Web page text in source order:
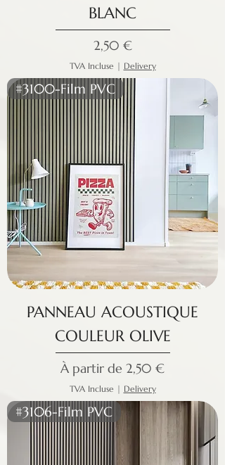
BLANC
Prix
2,50 €
TVA Incluse | Delivery
#3100-Film PVC
PANNEAU ACOUSTIQUE
COULEUR OLIVE
À partir de 2,50 €
Prix promotionnel
TVA Incluse | Delivery
#3106-Film PVC